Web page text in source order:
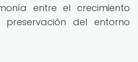
entre el crecimiento
del entorno